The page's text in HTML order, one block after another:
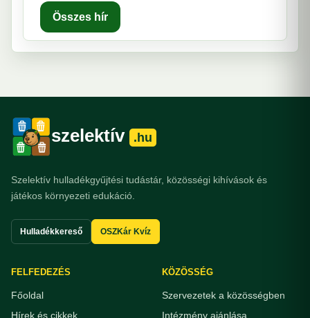
Összes hír
szelektív .hu
Szelektív hulladékgyűjtési tudástár, közösségi kihívások és
játékos környezeti edukáció.
Hulladékkereső OSZKár Kvíz
FELFEDEZÉS
Főoldal
Hírek és cikkek
KÖZÖSSÉG
Szervezetek a közösségben
Intézmény ajánlása